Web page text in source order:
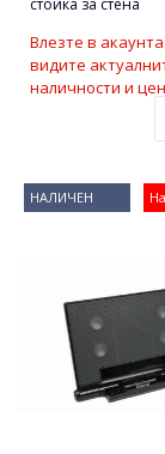
Влезте в
видите
наличности и
НАЛИЧЕН